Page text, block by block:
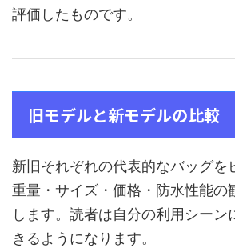
評価したものです。
旧モデルと新モデルの比較
新旧それぞれの代表的なバッグを
重量・サイズ・価格・防水性能の
します。読者は自分の利用シーン
きるようになります。